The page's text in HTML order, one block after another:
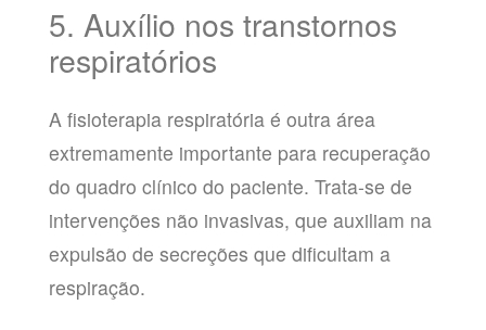
5. Auxílio nos transtornos
respiratórios
A fisioterapia respiratória é outra área
extremamente importante para recuperação
do quadro clínico do paciente. Trata-se de
intervenções não invasivas, que auxiliam na
expulsão de secreções que dificultam a
respiração.